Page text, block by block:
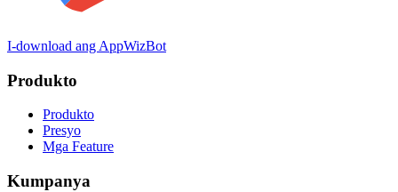
I-download ang AppWizBot
Produkto
Produkto
Presyo
Mga Feature
Kumpanya